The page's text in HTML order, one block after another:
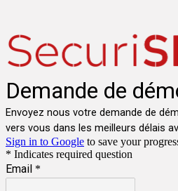
Demande de
Envoyez nous votre demande de
vers vous dans les meilleurs délais
Sign in to Google to save your
* Indicates required question
Email *